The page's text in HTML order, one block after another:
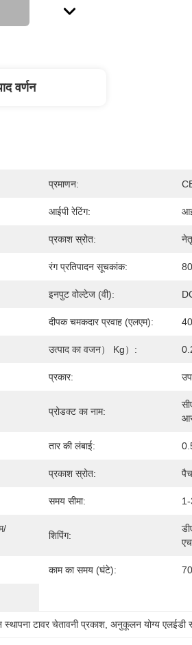
वर्णन
प्रमाणन:
आईपी ​​रेटिंग:
प्रकाश स्रोत:
रंग प्रतिपादन सूचकांक: 80
इनपुट वोल्टेज (वी):
दीपक चमकदार प्रवाह (एलएम):
उत्पाद का वजन） Kg）:
प्रकार:
प्रोडक्ट का नाम:
तार की लंबाई:
प्रकाश स्रोत:
समय सीमा: 1-
शिपिंग:
काम का समय (घंटे):
टावर चेतावनी प्रकाश , अनुकूलन योग्य एलईडी